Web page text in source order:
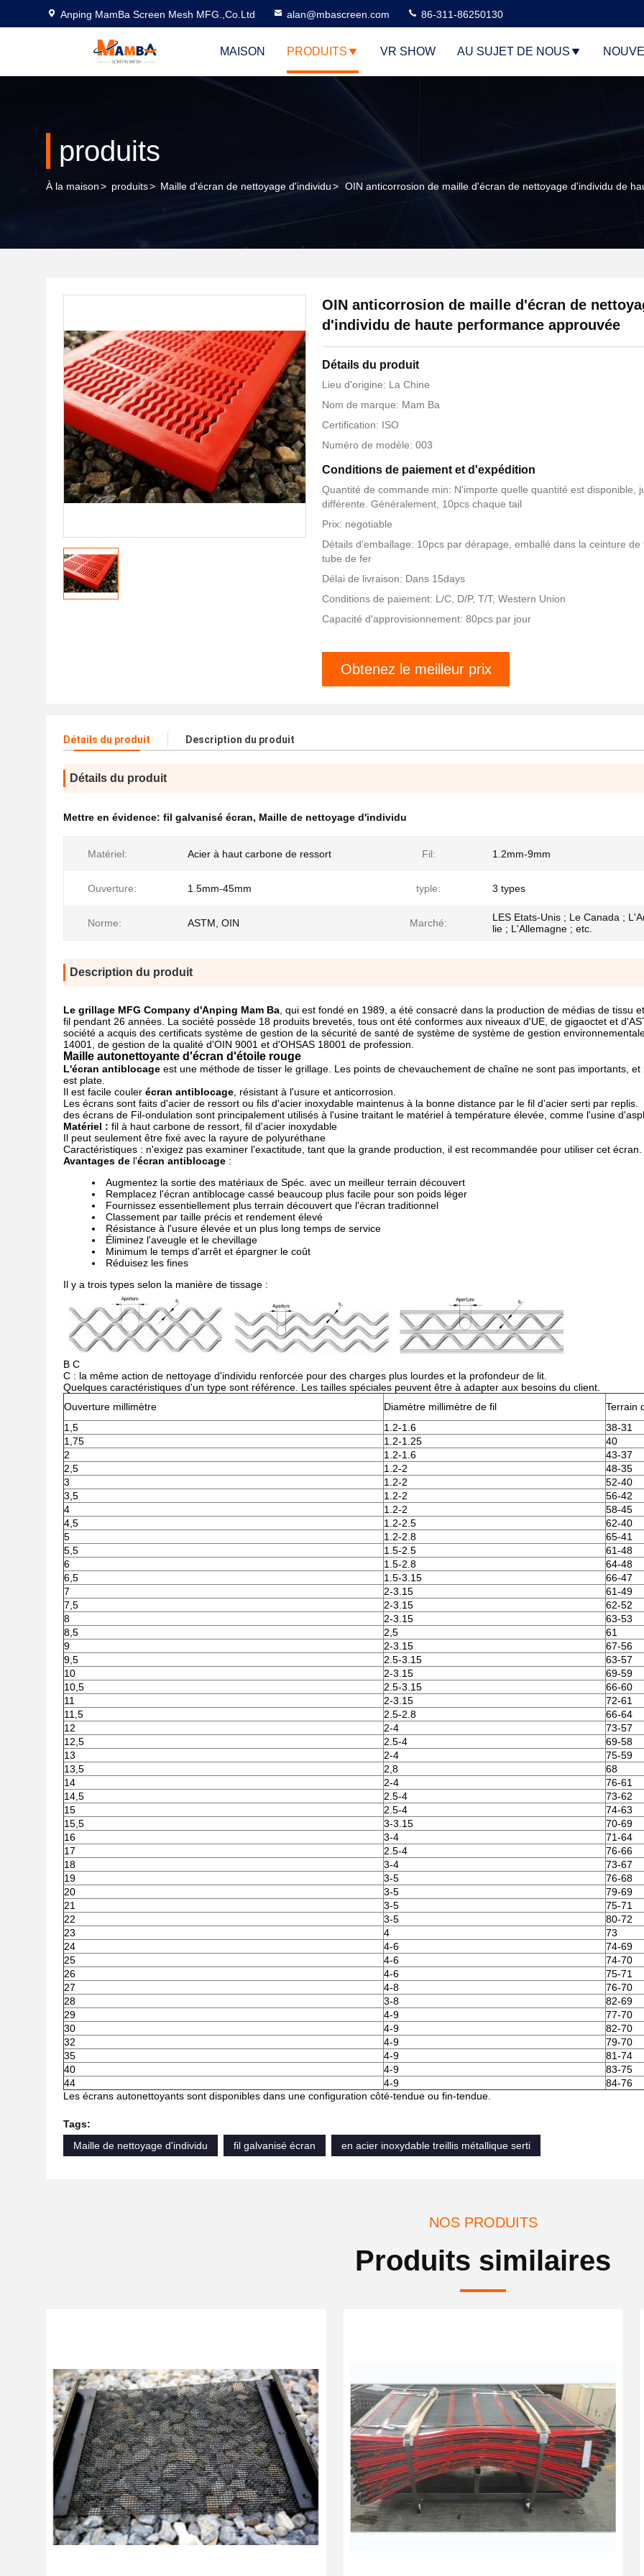
Anping MamBa Screen Mesh MFG.,Co.Ltd alan@mbascreen.com 86-311-86250130
MAISON PRODUITS VR SHOW AU SUJET DE NOUS
produits
À la maison> produits> Maille d'écran de nettoyage d'individu> OIN anticorrosion de maille d'écran de nettoyage d'individu de
OIN anticorrosion de maille d'écran de
d'individu de haute performance approuvée
Détails du produit
Lieu d'origine: La Chine
Nom de marque: Mam Ba
Certification: ISO
Numéro de modèle: 003
Conditions de paiement et d'expédition
Quantité de commande min: N'importe quelle quantité est disponible,
différente. Généralement, 10pcs chaque tail
Prix: negotiable
Détails d'emballage: 10pcs par dérapage, emballé dans la ceinture de
tube de fer
Délai de livraison: Dans 15days
Conditions de paiement: L/C, D/P, T/T, Western Union
Capacité d'approvisionnement: 80pcs par jour
Obtenez le meilleur prix
Détails du produit Description du produit
Détails du produit
Mettre en évidence: fil galvanisé écran, Maille de nettoyage d'individu
Matériel: Acier à haut carbone de ressort Fil: 1.2mm-9mm
Ouverture: 1.5mm-45mm typle: 3 types
Norme: ASTM, OIN Marché:
LES Etats-Unis ; Le Canada ;
lie ; L'Allemagne ; etc.
Description du produit
Le grillage MFG Company d'Anping Mam Ba , qui est fondé en 1989, a été consacré dans la production de médias de tissu
fil pendant 26 années. La société possède 18 produits brevetés, tous ont été conformes aux niveaux d'UE, de gigaoctet et
société a acquis des certificats système de gestion de la sécurité de santé de système de système de gestion
14001, de gestion de la qualité d'OIN 9001 et d'OHSAS 18001 de profession.
Maille autonettoyante d'écran d'étoile rouge
L'écran antiblocage est une méthode de tisser le grillage. Les points de chevauchement de chaîne ne sont pas importants, et
est plate.
Il est facile couler écran antiblocage , résistant à l'usure et anticorrosion.
Les écrans sont faits d'acier de ressort ou fils d'acier inoxydable maintenus à la bonne distance par le fil d'acier serti par replis.
des écrans de Fil-ondulation sont principalement utilisés à l'usine traitant le matériel à température élevée, comme l'usine
Matériel : fil à haut carbone de ressort, fil d'acier inoxydable
Il peut seulement être fixé avec la rayure de polyuréthane
Caractéristiques : n'exigez pas examiner l'exactitude, tant que la grande production, il est recommandée pour utiliser cet écran.
Avantages de l'écran antiblocage :
Augmentez la sortie des matériaux de Spéc. avec un meilleur terrain découvert
Remplacez l'écran antiblocage cassé beaucoup plus facile pour son poids léger
Fournissez essentiellement plus terrain découvert que l'écran traditionnel
Classement par taille précis et rendement élevé
Résistance à l'usure élevée et un plus long temps de service
Éliminez l'aveugle et le chevillage
Minimum le temps d'arrêt et épargner le coût
Réduisez les fines
Il y a trois types selon la manière de tissage :
B C
C : la même action de nettoyage d'individu renforcée pour des charges plus lourdes et la profondeur de lit.
Quelques caractéristiques d'un type sont référence. Les tailles spéciales peuvent être à adapter aux besoins du client.
Ouverture millimètre
Diamètre millimètre de fil
Terrain
1,5
1.2-1.6
38-31
1,75
1.2-1.25
40
2
1.2-1.6
43-37
2,5
1.2-2
48-35
3
1.2-2
52-40
3,5
1.2-2
56-42
4
1.2-2
58-45
4,5
1.2-2.5
62-40
5
1.2-2.8
65-41
5,5
1.5-2.5
61-48
6
1.5-2.8
64-48
6,5
1.5-3.15
66-47
7
2-3.15
61-49
7,5
2-3.15
62-52
8
2-3.15
63-53
8,5
2,5
61
9
2-3.15
67-56
9,5
2.5-3.15
63-57
10
2-3.15
69-59
10,5
2.5-3.15
66-60
11
2-3.15
72-61
11,5
2.5-2.8
66-64
12
2-4
73-57
12,5
2.5-4
69-58
13
2-4
75-59
13,5
2,8
68
14
2-4
76-61
14,5
2.5-4
73-62
15
2.5-4
74-63
15,5
3-3.15
70-69
16
3-4
71-64
17
2.5-4
76-66
18
3-4
73-67
19
3-5
76-68
20
3-5
79-69
21
3-5
75-71
22
3-5
80-72
23
4
73
24
4-6
74-69
25
4-6
74-70
26
4-6
75-71
27
4-8
76-70
28
3-8
82-69
29
4-9
77-70
30
4-9
82-70
32
4-9
79-70
35
4-9
81-74
40
4-9
83-75
44
4-9
84-76
Les écrans autonettoyants sont disponibles dans une configuration côté-tendue ou fin-tendue.
Tags:
Maille de nettoyage d'individu
fil galvanisé écran en acier inoxydable treillis métallique serti
NOS PRODUITS
Produits similaires